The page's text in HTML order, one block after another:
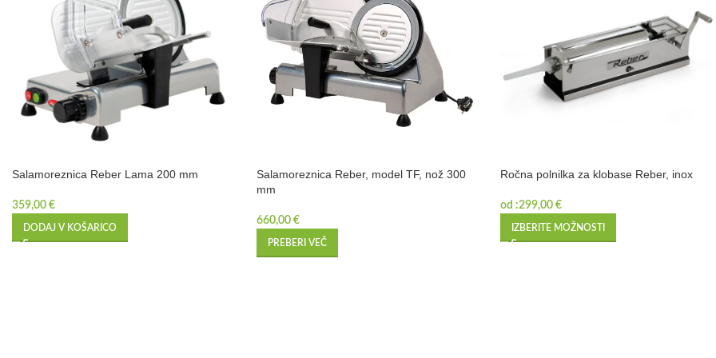
Salamoreznica Reber Lama 200 mm
359,00 €
DODAJ V KOŠARICO
Salamoreznica Reber, model TF, nož 300
mm
660,00 €
PREBERI VEČ
Ročna polnilka za klobase Reber, inox
od :299,00 €
IZBERITE MOŽNOSTI